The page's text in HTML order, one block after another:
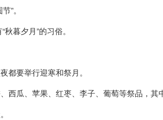
”。
暮夕月”的习俗。
都要举行迎寒和祭月。
西瓜、苹果、红枣、李子、葡萄等祭品，其